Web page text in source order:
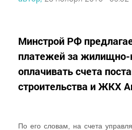
Минстрой РФ
платежей за жилищно-
оплачивать счета
строительства и ЖКХ
По его словам, на счета